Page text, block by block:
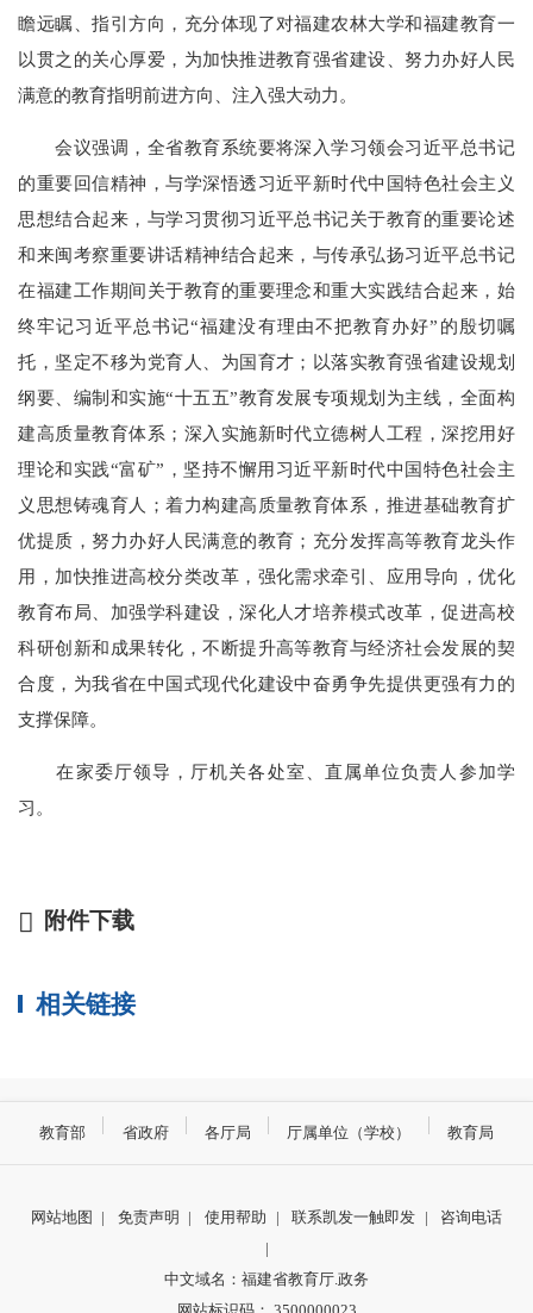
瞻远瞩、指引方向，充分体现了对福建农林大学和福建教育一
以贯之的关心厚爱，为加快推进教育强省建设、努力办好人民
满意的教育指明前进方向、注入强大动力。
会议强调，全省教育系统要将深入学习领会习近平总书记
的重要回信精神，与学深悟透习近平新时代中国特色社会主义
思想结合起来，与学习贯彻习近平总书记关于教育的重要论述
和来闽考察重要讲话精神结合起来，与传承弘扬习近平总书记
在福建工作期间关于教育的重要理念和重大实践结合起来，始
终牢记习近平总书记“福建没有理由不把教育办好”的殷切嘱
托，坚定不移为党育人、为国育才；以落实教育强省建设规划
纲要、编制和实施“十五五”教育发展专项规划为主线，全面构
建高质量教育体系；深入实施新时代立德树人工程，深挖用好
理论和实践“富矿”，坚持不懈用习近平新时代中国特色社会主
义思想铸魂育人；着力构建高质量教育体系，推进基础教育扩
优提质，努力办好人民满意的教育；充分发挥高等教育龙头作
用，加快推进高校分类改革，强化需求牵引、应用导向，优化
教育布局、加强学科建设，深化人才培养模式改革，促进高校
科研创新和成果转化，不断提升高等教育与经济社会发展的契
合度，为我省在中国式现代化建设中奋勇争先提供更强有力的
支撑保障。
在家委厅领导，厅机关各处室、直属单位负责人参加学
习。
附件下载
相关链接
教育部 省政府 各厅局 厅属单位（学校） 教育局
网站地图 | 免责声明 | 使用帮助 | 联系凯发一触即发 |
咨询电话
|
中文域名：福建省教育厅.政务